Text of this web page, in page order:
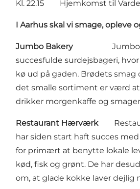
Kl. 22.15 Hjemkomst til Varde
I Aarhus skal vi smage, opleve
Jumbo BakeryJumbo er
succesfulde surdejsbageri,
kø ud på gaden. Brødets smag
det smalle sortiment er værd
drikker morgenkaffe og
Restaurant Hærværk
har siden start haft succes
for primært at benytte lokale
kød, fisk og grønt. De har
om, at glade kokke laver dejlig